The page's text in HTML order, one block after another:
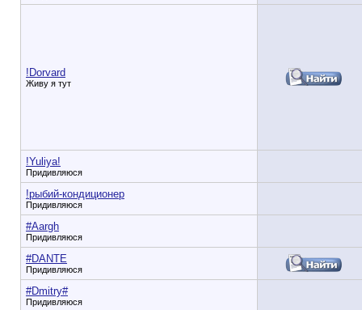
!Dorvard
Живу я тут
!Yuliya!
Придивляюся
!рыбий-кондиционер
Придивляюся
#Aargh
Придивляюся
#DANTE
Придивляюся
#Dmitry#
Придивляюся